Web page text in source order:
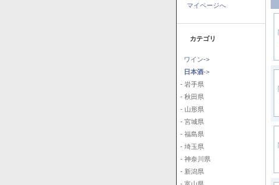
マイページへ
カテゴリ
ワイン->
日本酒->
- 岩手県
- 秋田県
- 山形県
- 宮城県
- 福島県
- 埼玉県
- 神奈川県
- 新潟県